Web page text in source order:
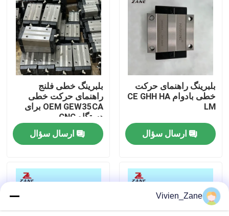
کارخانه تور
کنترل کیفیت
تماس با ما
همه موارد
درخواست نقل قول
راهنمای خطی
بلبرینگ راهنمای حرکت
خطی بادوام CE GHH HA
LM
ارسال سؤال
بلبرینگ خطی فلنج
راهنمای حرکت خطی
OEM GEW35CA برای
دستگاه CNC
ارسال سؤال
Vivien_Zane